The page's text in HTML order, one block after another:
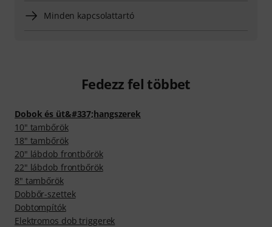
Minden kapcsolattartó
Fedezz fel többet
Dobok és üt&#337;hangszerek
10" tambőrök
18" tambőrök
20" lábdob frontbőrök
22" lábdob frontbőrök
8" tambőrök
Dobbőr-szettek
Dobtompítók
Elektromos dob triggerek